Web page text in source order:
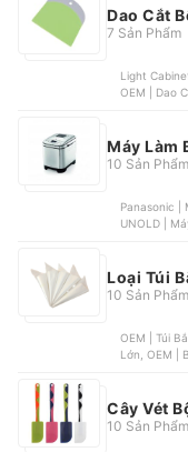
Dao Cắt
7 Sản Phẩm
Light
OEM | Dao
Máy Làm
10 Sản Phẩm
Panasonic |
UNOLD |
WMF Bread
Loại Túi
10 Sản Phẩm
OEM | Túi
Lớn, OEM |
Cây Vét
10 Sản Phẩm